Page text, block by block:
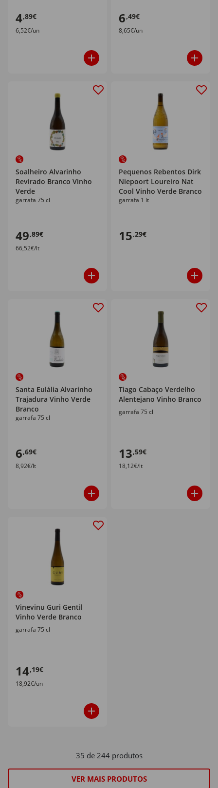
4,89€
6,52€/un
6,49€
8,65€/un
Soalheiro Alvarinho
Revirado Branco Vinho
Verde
garrafa 75 cl
49,89€
66,52€/lt
Pequenos Rebentos Dirk
Niepoort Loureiro Nat
Cool Vinho Verde Branco
garrafa 1 lt
15,29€
Santa Eulália Alvarinho
Trajadura Vinho Verde
Branco
garrafa 75 cl
6,69€
8,92€/lt
Tiago Cabaço Verdelho
Alentejano Vinho Branco
garrafa 75 cl
13,59€
18,12€/lt
Vinevinu Guri Gentil
Vinho Verde Branco
garrafa 75 cl
14,19€
18,92€/un
35 de 244 produtos
VER MAIS PRODUTOS